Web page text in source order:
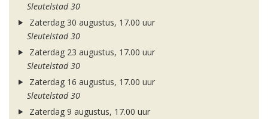
Sleutelstad 30
Zaterdag 30 augustus, 17.00 uur
Sleutelstad 30
Zaterdag 23 augustus, 17.00 uur
Sleutelstad 30
Zaterdag 16 augustus, 17.00 uur
Sleutelstad 30
Zaterdag 9 augustus, 17.00 uur